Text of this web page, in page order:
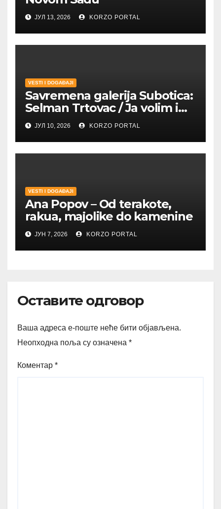
ЈУЛ 13, 2026 KORZO PORTAL
VESTI I DOGAĐAJI
Savremena galerija Subotica:
Selman Trtovac / Ja volim i
umetnost drugih
ЈУЛ 10, 2026 KORZO PORTAL
VESTI I DOGAĐAJI
Ana Popov – Od terakote,
rakua, majolike do kamenine
ЈУН 7, 2026 KORZO PORTAL
Оставите одговор
Ваша адреса е-поште неће бити објављена.
Неопходна поља су означена *
Коментар *